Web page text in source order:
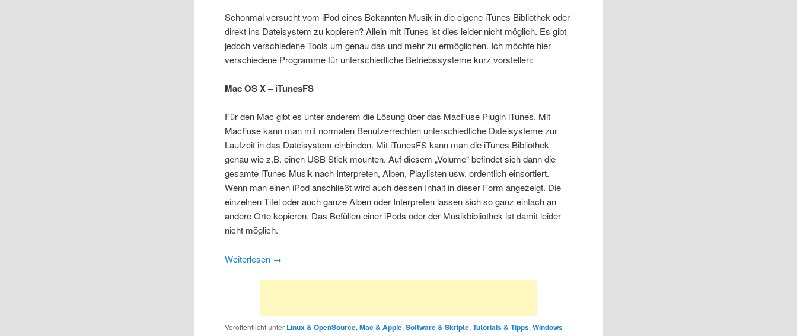
Schonmal versucht vom iPod eines Bekannten Musik in die eigene iTunes Bibliothek oder
direkt ins Dateisystem zu kopieren? Allein mit iTunes ist dies leider nicht möglich. Es gibt
jedoch verschiedene Tools um genau das und mehr zu ermöglichen. Ich möchte hier
verschiedene Programme für unterschiedliche Betriebssysteme kurz vorstellen:
Mac OS X – iTunesFS
Für den Mac gibt es unter anderem die Lösung über das MacFuse Plugin iTunes. Mit
MacFuse kann man mit normalen Benutzerrechten unterschiedliche Dateisysteme zur
Laufzeit in das Dateisystem einbinden. Mit iTunesFS kann man die iTunes Bibliothek
genau wie z.B. einen USB Stick mounten. Auf diesem „Volume“ befindet sich dann die
gesamte iTunes Musik nach Interpreten, Alben, Playlisten usw. ordentlich einsortiert.
Wenn man einen iPod anschließt wird auch dessen Inhalt in dieser Form angezeigt. Die
einzelnen Titel oder auch ganze Alben oder Interpreten lassen sich so ganz einfach an
andere Orte kopieren. Das Befüllen einer iPods oder der Musikbibliothek ist damit leider
nicht möglich.
Weiterlesen →
Veröffentlicht unter Linux & OpenSource,Mac & Apple,Software & Skripte,Tutorials & Tipps,Windows